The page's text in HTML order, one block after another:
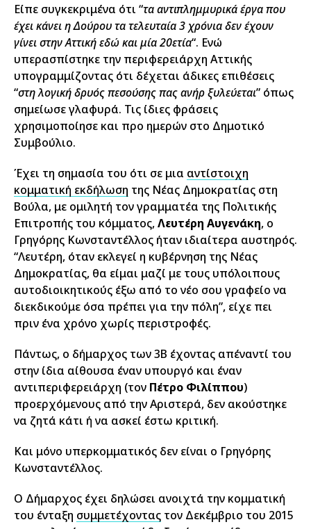
Είπε συγκεκριμένα ότι “τα αντιπλημμυρικά έργα που
έχει κάνει η Δούρου τα τελευταία 3 χρόνια δεν έχουν
γίνει στην Αττική εδώ και μία 20ετία“. Ενώ
υπερασπίστηκε την περιφερειάρχη Αττικής
υπογραμμίζοντας ότι δέχεται άδικες επιθέσεις
“στη λογική δρυός πεσούσης πας ανήρ ξυλεύεται” όπως
σημείωσε γλαφυρά. Τις ίδιες φράσεις
χρησιμοποίησε και προ ημερών στο Δημοτικό
Συμβούλιο.
Έχει τη σημασία του ότι σε μια αντίστοιχη
κομματική εκδήλωση της Νέας Δημοκρατίας στη
Βούλα, με ομιλητή τον γραμματέα της Πολιτικής
Επιτροπής του κόμματος,Λευτέρη Αυγενάκη, ο
Γρηγόρης Κωνσταντέλλος ήταν ιδιαίτερα αυστηρός.
“Λευτέρη, όταν εκλεγεί η κυβέρνηση της Νέας
Δημοκρατίας, θα είμαι μαζί με τους υπόλοιπους
αυτοδιοικητικούς έξω από το νέο σου γραφείο να
διεκδικούμε όσα πρέπει για την πόλη”, είχε πει
πριν ένα χρόνο χωρίς περιστροφές.
Πάντως, ο δήμαρχος των 3Β έχοντας απέναντί του
στην ίδια αίθουσα έναν υπουργό και έναν
αντιπεριφερειάρχη (τον Πέτρο Φιλίππου)
προερχόμενους από την Αριστερά, δεν ακούστηκε
να ζητά κάτι ή να ασκεί έστω κριτική.
Και μόνο υπερκομματικός δεν είναι ο Γρηγόρης
Κωνσταντέλλος.
Ο Δήμαρχος έχει δηλώσει ανοιχτά την κομματική
του ένταξη συμμετέχοντας τον Δεκέμβριο του 2015